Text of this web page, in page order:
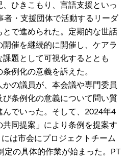
ひきこもり、言語支援といっ
者・支援団体で活動するリーダ
とで進められた。定期的な世話
催を継続的に開催し、ケアラ
題として可視化するととも
例化の意義を訴えた。
の議員が、本会議や専門委員
条例化の意義について問い質
でいった。そして、2024年4
共同提案」により条例を提案す
は市会にプロジェクトチーム
定の具体的作業が始まった。PT